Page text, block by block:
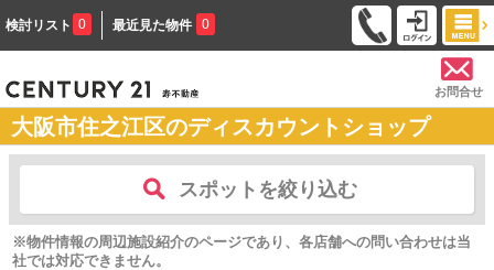
検討リスト 0 最近見た物件 0
お問合せ
大阪市住之江区のディスカウントショップ
スポットを絞り込む
※物件情報の周辺施設紹介のページであり、各店舗への問い合わせは当
社では対応できません。